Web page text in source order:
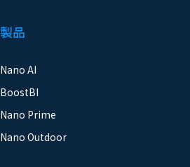
製品
Nano AI
BoostBI
Nano Prime
Nano Outdoor